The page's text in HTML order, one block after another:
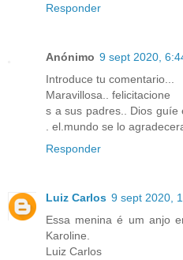
Responder
Anónimo 9 sept 2020,
Introduce tu comentario...
Maravillosa.. felicitacione
s a sus padres.. Dios guíe
. el.mundo se lo
Responder
Luiz Carlos 9 sept 2020,
Essa menina é um anjo
Karoline.
Luiz Carlos